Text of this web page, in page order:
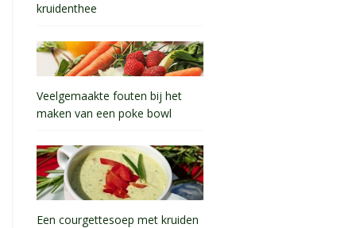
kruidenthee
Veelgemaakte fouten bij het
maken van een poke bowl
Een courgettesoep met kruiden